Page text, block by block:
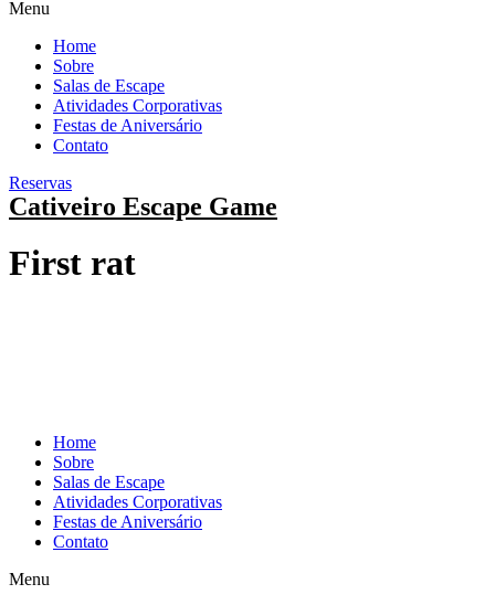
Menu
Home
Sobre
Salas de Escape
Atividades Corporativas
Festas de Aniversário
Contato
Reservas
Cativeiro Escape Game
First rat
Home
Sobre
Salas de Escape
Atividades Corporativas
Festas de Aniversário
Contato
Menu